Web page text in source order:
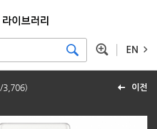
EN
이전
/3,706)